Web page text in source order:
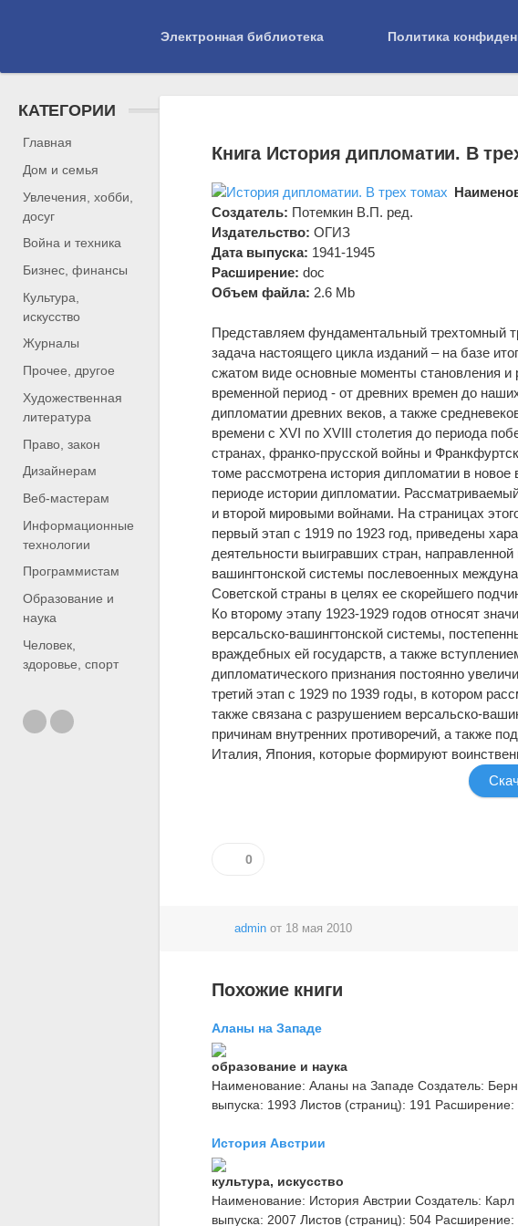
Электронная библиотека Политика
КАТЕГОРИИ
Главная
Дом и семья
Увлечения, хобби,
досуг
Война и техника
Бизнес, финансы
Культура,
искусство
Журналы
Прочее, другое
Художественная
литература
Право, закон
Дизайнерам
Веб-мастерам
Информационные
технологии
Программистам
Образование и
наука
Человек,
здоровье, спорт
Книга История дипломатии. В
Создатель: Потемкин В.П. ред.
Издательство: ОГИЗ
Дата выпуска: 1941-1945
Расширение: doc
Объем файла: 2.6 Mb
Представляем фундаментальный трехтомный
задача настоящего цикла изданий – на базе
сжатом виде основные моменты становления
временной период - от древних времен до
дипломатии древних веков, а также
времени с XVI по XVIII столетия до периода
странах, франко-прусской войны и
томе рассмотрена история дипломатии в новое
периоде истории дипломатии.
и второй мировыми войнами. На страницах
первый этап с 1919 по 1923 год, приведены
деятельности выигравших стран,
вашингтонской системы послевоенных
Советской страны в целях ее скорейшего
Ко второму этапу 1923-1929 годов относят
версальско-вашингтонской системы,
враждебных ей государств, а также
дипломатического признания постоянно
третий этап с 1929 по 1939 годы, в котором
также связана с разрушением версальско-
причинам внутренних противоречий, а также
Италия, Япония, которые формируют
0
admin от 18 мая 2010
Похожие книги
Аланы на Западе
образование и наука
Наименование: Аланы на Западе Создатель:
выпуска: 1993 Листов (страниц): 191
История Австрии
культура, искусство
Наименование: История Австрии Создатель:
выпуска: 2007 Листов (страниц): 504